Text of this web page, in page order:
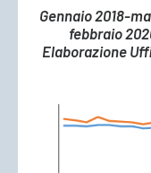
Gennaio 2018-
febbraio
Elaborazione